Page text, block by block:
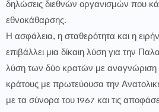
δηλώσεις διεθνών οργανισμών που
εθνοκάθαρσης.
Η ασφάλεια, η σταθερότητα και η
επιβάλλει μια δίκαιη λύση για την
λύση των δύο κρατών με αναγνώριση
κράτους με πρωτεύουσα την
με τα σύνορα του 1967 και τις